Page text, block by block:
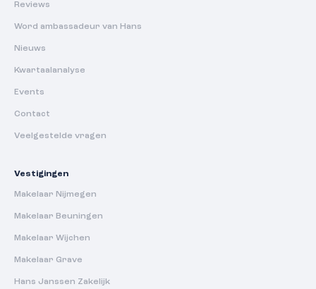
Reviews
Word ambassadeur van Hans
Nieuws
Kwartaalanalyse
Events
Contact
Veelgestelde vragen
Vestigingen
Makelaar Nijmegen
Makelaar Beuningen
Makelaar Wijchen
Makelaar Grave
Hans Janssen Zakelijk